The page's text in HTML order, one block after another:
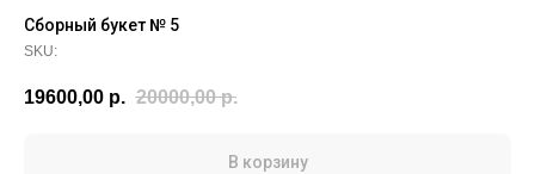
Сборный букет № 5
SKU:
19600,00 р. 20000,00 р.
В корзину